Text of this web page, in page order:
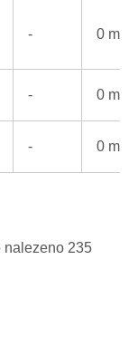
- 0
- 0
- 0
nalezeno 235